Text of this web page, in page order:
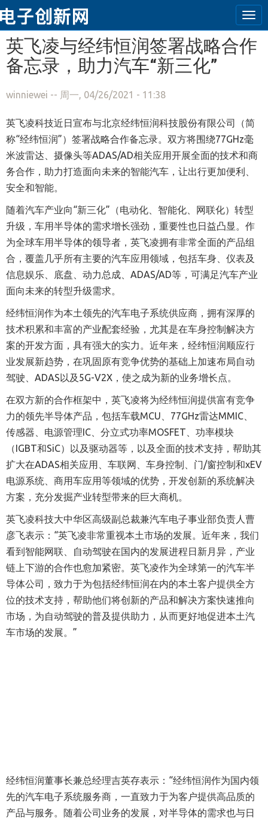
跳转到主要内容
英飞凌与经纬恒润签署战略合作
备忘录，助力汽车“新三化”
winniewei -- 周一, 04/26/2021 - 11:38
英飞凌科技近日宣布与北京经纬恒润科技股份有限公司（简
称“经纬恒润”）签署战略合作备忘录。双方将围绕77GHz毫
米波雷达、摄像头等ADAS/AD相关应用开展全面的技术和商
务合作，助力打造面向未来的智能汽车，让出行更加便利、
安全和智能。
随着汽车产业向“新三化”（电动化、智能化、网联化）转型
升级，车用半导体的需求增长强劲，重要性也日益凸显。作
为全球车用半导体的领导者，英飞凌拥有非常全面的产品组
合，覆盖几乎所有主要的汽车应用领域，包括车身、仪表及
信息娱乐、底盘、动力总成、ADAS/AD等，可满足汽车产业
面向未来的转型升级需求。
经纬恒润作为本土领先的汽车电子系统供应商，拥有深厚的
技术积累和丰富的产业配套经验，尤其是在车身控制解决方
案的开发方面，具有强大的实力。近年来，经纬恒润顺应行
业发展新趋势，在巩固原有竞争优势的基础上加速布局自动
驾驶、ADAS以及5G-V2X ，使之成为新的业务增长点。
在双方新的合作框架中，英飞凌将为经纬恒润提供富有竞争
力的领先半导体产品，包括车载MCU 、77GHz雷达MMIC
传感器、电源管理IC 、分立式功率MOSFET 、功率模块
（IGBT和SiC）以及驱动器等，以及全面的技术支持，帮助其
扩大在ADAS相关应用、车联网、车身控制、门/窗控制和xEV
电源系统、商用车应用等领域的优势，开发创新的系统解决
方案，充分发掘产业转型带来的巨大商机。
英飞凌科技大中华区高级副总裁兼汽车电子事业部负责人曹
彦飞表示：“英飞凌非常重视本土市场的发展。近年来，我们
看到智能网联、自动驾驶在国内的发展进程日新月异，产业
链上下游的合作也愈加紧密。英飞凌作为全球第一的汽车半
导体公司，致力于为包括经纬恒润在内的本土客户提供全方
位的技术支持，帮助他们将创新的产品和解决方案快速推向
市场，为自动驾驶的普及提供助力，从而更好地促进本土汽
车市场的发展。”
经纬恒润董事长兼总经理吉英存表示：“经纬恒润作为国内领
先的汽车电子系统服务商，一直致力于为客户提供高品质的
产品与服务。随着公司业务的发展，对半导体的需求也与日